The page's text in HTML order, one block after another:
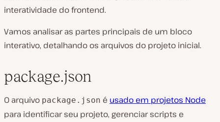
interatividade do frontend.
Vamos analisar as partes principais de um bloco
interativo, detalhando os arquivos do projeto inicial.
package.json
O arquivo package.json é usado em projetos Node
para identificar seu projeto, gerenciar scripts e